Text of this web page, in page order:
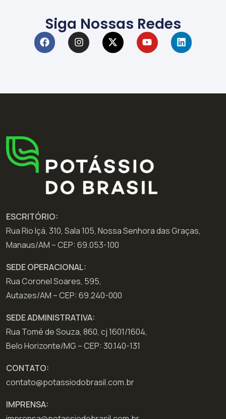
Siga Nossas Redes
ESCRITÓRIO:
Rua Rio Içá, 310, Sala 105, Nossa Senhora das Graças,
Manaus/AM – CEP: 69.053-100
SEDE OPERACIONAL:
Rua Coronel Soares, 595,
Autazes/AM – CEP: 69.240-000
SEDE ADMINISTRATIVA:
Rua Tomé de Souza, 860, cj 1601/1604,
Belo Horizonte/MG – CEP: 30.140-131
CONTATO:
contato@potassiodobrasil.com.br
IMPRENSA: